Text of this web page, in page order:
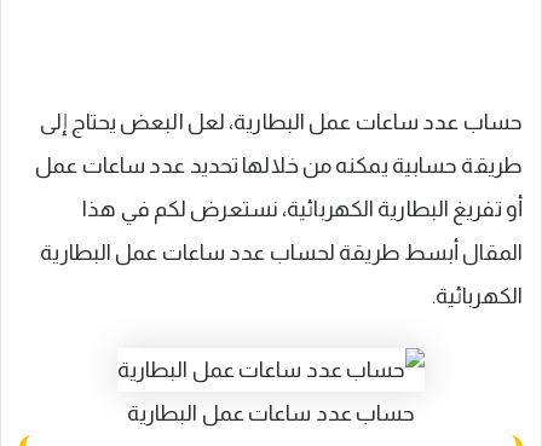
حساب عدد ساعات عمل البطارية، لعل البعض يحتاج إلى
طريقة حسابية يمكنه من خلالها تحديد عدد ساعات عمل
أو تفريغ البطارية الكهربائية، نستعرض لكم في هذا
المقال أبسط طريقة لحساب عدد ساعات عمل البطارية
الكهربائية.
حساب عدد ساعات عمل البطارية